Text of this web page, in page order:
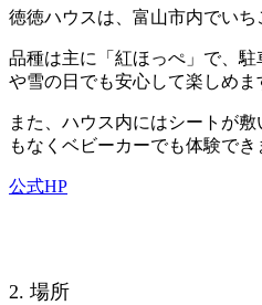
徳徳ハウスは、富山市内でいち
品種は主に「紅ほっぺ」で、
や雪の日でも安心して楽しめま
また、ハウス内にはシートが
もなくベビーカーでも体験でき
公式HP
2. 場所